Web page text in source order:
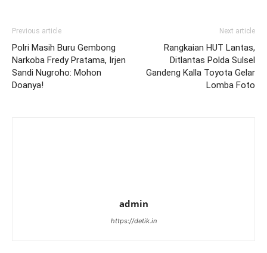
Previous article
Polri Masih Buru Gembong
Narkoba Fredy Pratama, Irjen
Sandi Nugroho: Mohon
Doanya!
Next article
Rangkaian HUT Lantas,
Ditlantas Polda Sulsel
Gandeng Kalla Toyota Gelar
Lomba Foto
admin
https://detik.in